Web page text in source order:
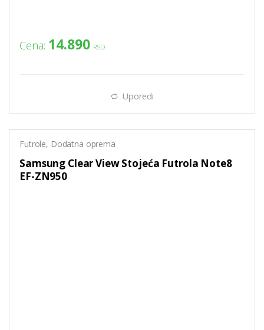
Cena: 14.890 RSD
Uporedi
Futrole, Dodatna oprema
Samsung Clear View Stojeća Futrola Note8
EF-ZN950